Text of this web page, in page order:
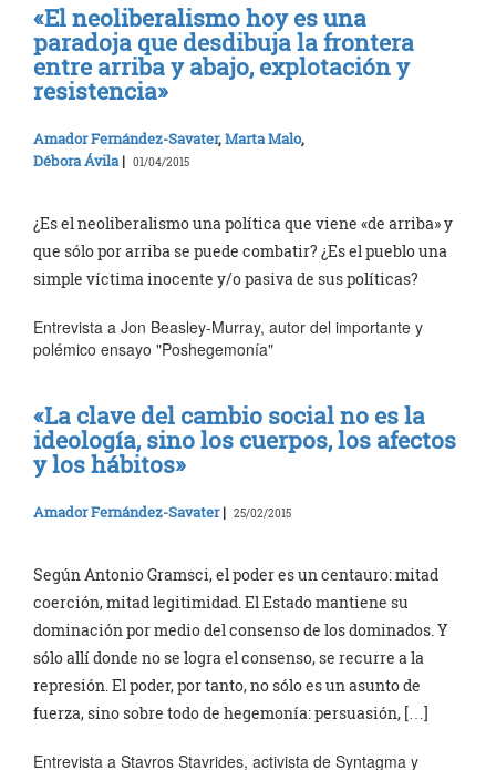
«El neoliberalismo hoy es una
paradoja que desdibuja la frontera
entre arriba y abajo, explotación y
resistencia»
Amador Fernández-Savater,Marta Malo,
Débora Ávila | 01/04/2015
¿Es el neoliberalismo una política que viene «de arriba» y
que sólo por arriba se puede combatir? ¿Es el pueblo una
simple víctima inocente y/o pasiva de sus políticas?
Entrevista a Jon Beasley-Murray, autor del importante y
polémico ensayo "Poshegemonía"
«La clave del cambio social no es la
ideología, sino los cuerpos, los afectos
y los hábitos»
Amador Fernández-Savater| 25/02/2015
Según Antonio Gramsci, el poder es un centauro: mitad
coerción, mitad legitimidad. El Estado mantiene su
dominación por medio del consenso de los dominados. Y
sólo allí donde no se logra el consenso, se recurre a la
represión. El poder, por tanto, no sólo es un asunto de
fuerza, sino sobre todo de hegemonía: persuasión, […]
Entrevista a Stavros Stavrides, activista de Syntagma y